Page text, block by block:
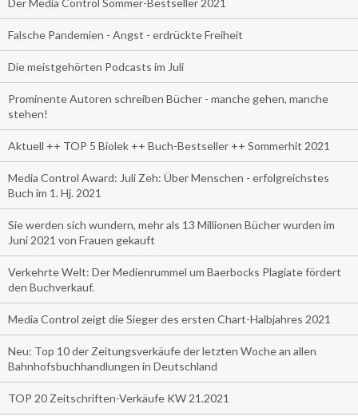
Der Media Control Sommer-Bestseller 2021
Falsche Pandemien - Angst - erdrückte Freiheit
Die meistgehörten Podcasts im Juli
Prominente Autoren schreiben Bücher - manche gehen, manche
stehen!
Aktuell ++ TOP 5 Biolek ++ Buch-Bestseller ++ Sommerhit 2021
Media Control Award: Juli Zeh: Über Menschen - erfolgreichstes
Buch im 1. Hj. 2021
Sie werden sich wundern, mehr als 13 Millionen Bücher wurden im
Juni 2021 von Frauen gekauft
Verkehrte Welt: Der Medienrummel um Baerbocks Plagiate fördert
den Buchverkauf.
Media Control zeigt die Sieger des ersten Chart-Halbjahres 2021
Neu: Top 10 der Zeitungsverkäufe der letzten Woche an allen
Bahnhofsbuchhandlungen in Deutschland
TOP 20 Zeitschriften-Verkäufe KW 21.2021